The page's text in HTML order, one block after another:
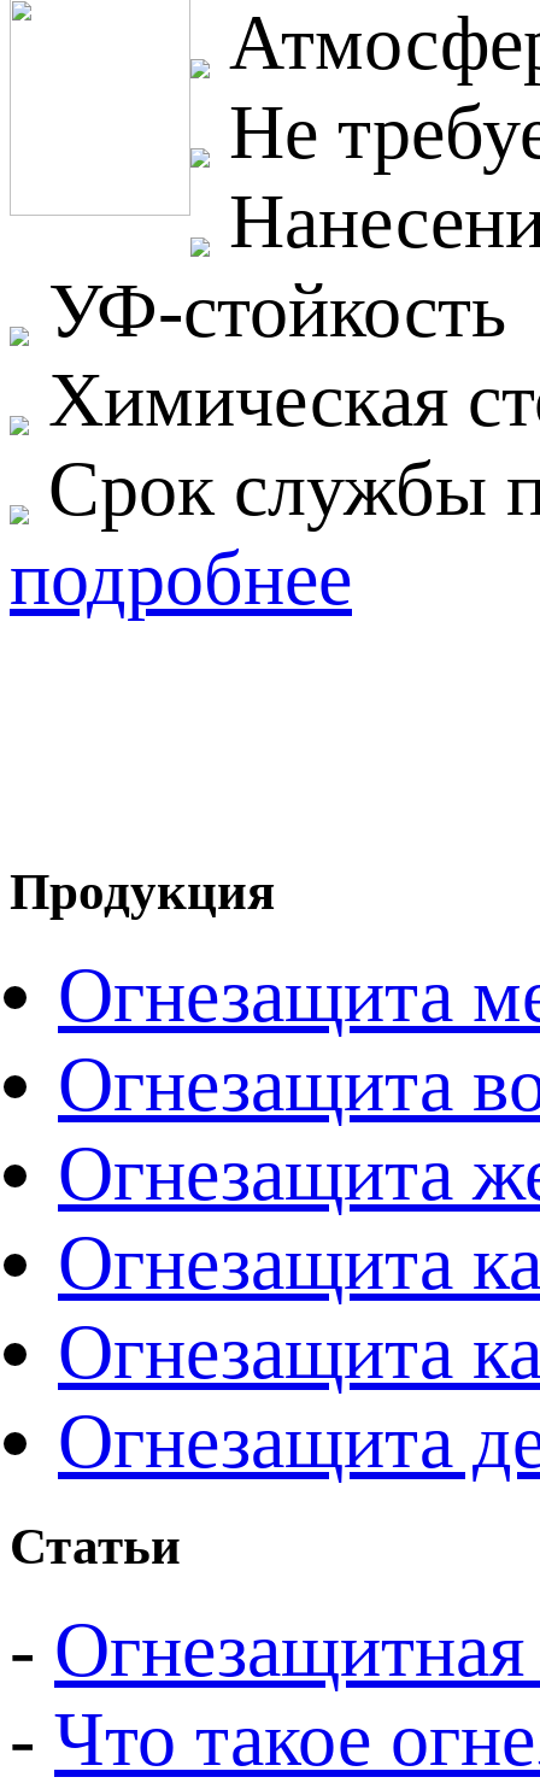
Не
УФ-стойкость
Химическая
Срок службы
подробнее
Продукция
Огнезащита
Огнезащита
Огнезащита
Огнезащита
Огнезащита
Огнезащита
Статьи
- Огнезащитная
- Что такое